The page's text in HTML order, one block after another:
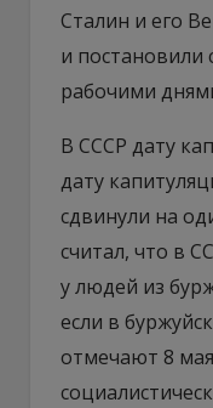
Сталин и его
и постановили
рабочими
В СССР дату
дату
сдвинули на
считал, что в
у людей из
если в
отмечают 8